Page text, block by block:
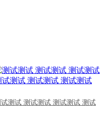
测试 测试测试 测试测试 测试